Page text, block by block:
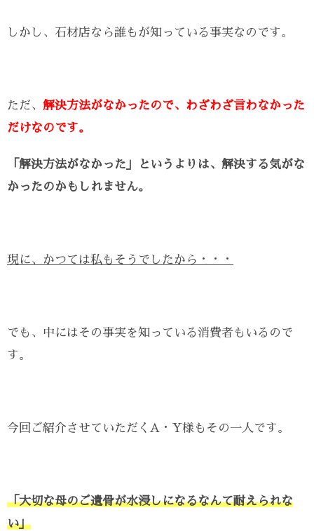
しかし、石材店なら誰もが知っている事実なのです。
ただ、 解決方法がなかったので、わざわざ言わなかった
だけなのです。
「解決方法がなかった」というよりは、解決する気がな
かったのかもしれません。
現に、かつては私もそうでしたから・・・
でも、中にはその事実を知っている消費者もいるので
す。
今回ご紹介させていただくA・Y様もその一人です。
「大切な母のご遺骨が水浸しになるなんて耐えられな
い」